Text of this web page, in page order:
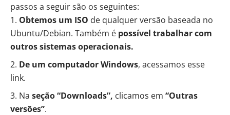
passos a seguir são os seguintes:
Obtemos um ISO de qualquer versão baseada no
Ubuntu/Debian. Também é possível trabalhar com
outros sistemas operacionais.
De um computador Windows, acessamos esse
link.
Na seção “Downloads”, clicamos em “Outras
versões”.